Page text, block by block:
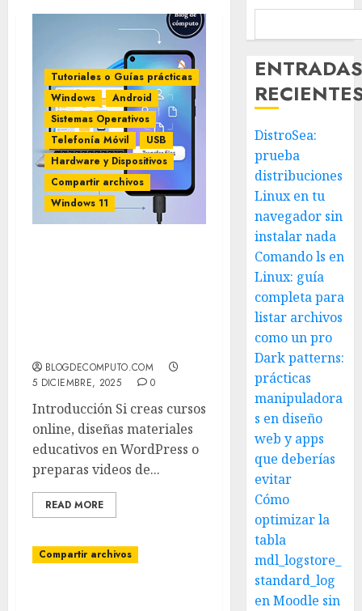
Tutoriales o Guías prácticas
Windows
Android
Sistemas Operativos
Telefonía Móvil
USB
Hardware y Dispositivos
Compartir archivos
Windows 11
BLOGDECOMPUTO.COM
5 DICIEMBRE, 2025
0
Introducción Si creas cursos
online, diseñas materiales
educativos en WordPress o
preparas videos de...
READ MORE
Compartir archivos
DistroSea:
prueba
distribuciones
Linux en tu
navegador sin
instalar nada
Comando ls en
Linux: guía
completa para
listar archivos
como un pro
Dark patterns:
prácticas
manipuladora
s en diseño
web y apps
que deberías
evitar
Cómo
optimizar la
tabla
mdl_logstore_
standard_log
en Moodle sin